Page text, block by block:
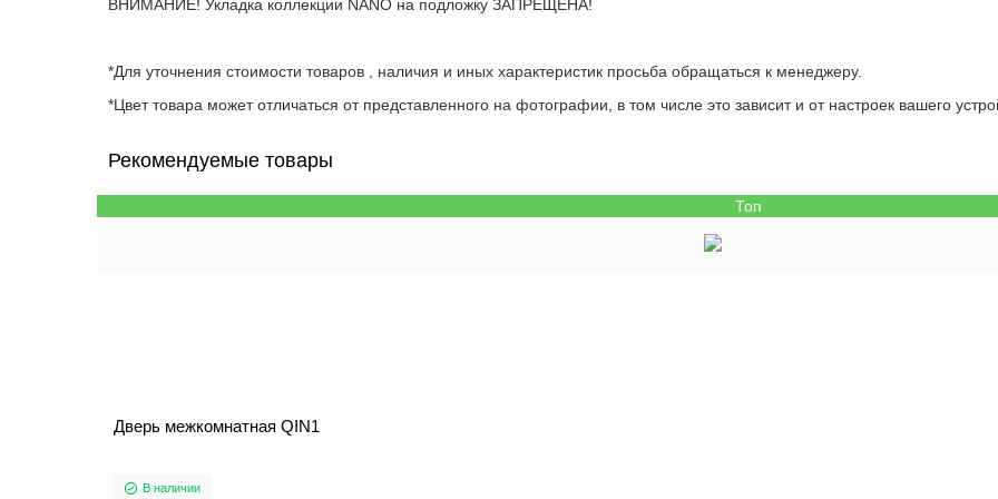
ВНИМАНИЕ! Укладка коллекции NANO на подложку ЗАПРЕЩЕНА!
*Для уточнения стоимости товаров , наличия и иных характеристик просьба обращаться к менеджеру.
*Цвет товара может отличаться от представленного на фотографии, в том числе это зависит и от настроек вашего
Рекомендуемые товары
Топ
Дверь межкомнатная QIN1
В наличии